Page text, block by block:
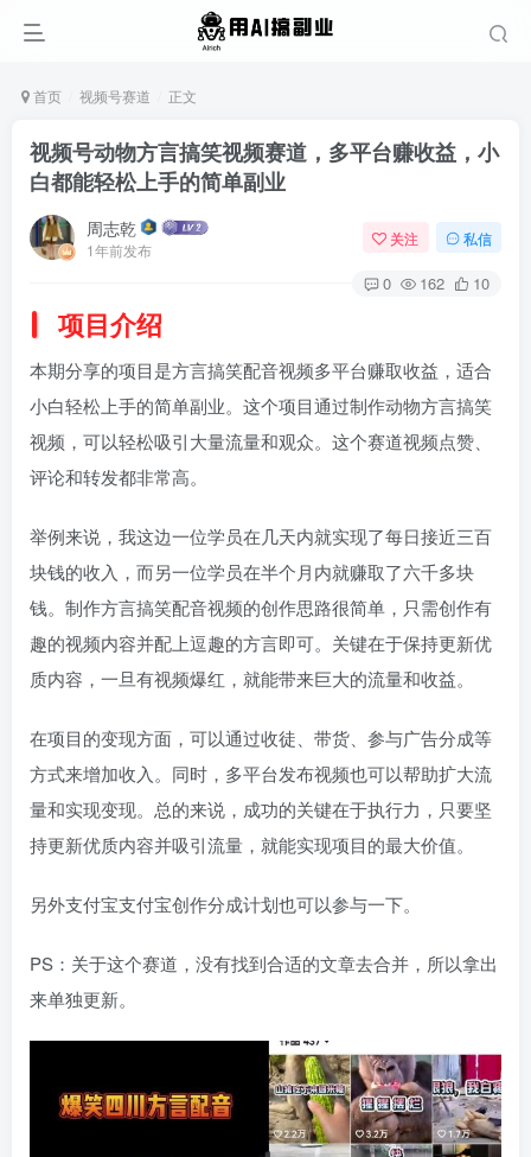
首页 视频号赛道 正文
视频号动物方言搞笑视频赛道，多平台赚收益，小
白都能轻松上手的简单副业
周志乾
1年前发布
关注 私信
0 162 10
项目介绍
本期分享的项目是方言搞笑配音视频多平台赚取收益，适合
小白轻松上手的简单副业。这个项目通过制作动物方言搞笑
视频，可以轻松吸引大量流量和观众。这个赛道视频点赞、
评论和转发都非常高。
举例来说，我这边一位学员在几天内就实现了每日接近三百
块钱的收入，而另一位学员在半个月内就赚取了六千多块
钱。制作方言搞笑配音视频的创作思路很简单，只需创作有
趣的视频内容并配上逗趣的方言即可。关键在于保持更新优
质内容，一旦有视频爆红，就能带来巨大的流量和收益。
在项目的变现方面，可以通过收徒、带货、参与广告分成等
方式来增加收入。同时，多平台发布视频也可以帮助扩大流
量和实现变现。总的来说，成功的关键在于执行力，只要坚
持更新优质内容并吸引流量，就能实现项目的最大价值。
另外支付宝支付宝创作分成计划也可以参与一下。
PS：关于这个赛道，没有找到合适的文章去合并，所以拿出
来单独更新。